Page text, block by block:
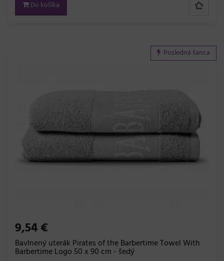
Do košíka
Posledná šanca
9,54 €
Bavlnený uterák Pirates of the Barbertime Towel With
Barbertime Logo 50 x 90 cm - šedý